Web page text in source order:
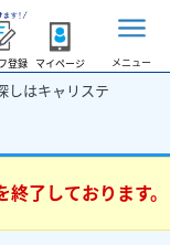
登録 マイページ メニュー
しはキャリステ
了しております。